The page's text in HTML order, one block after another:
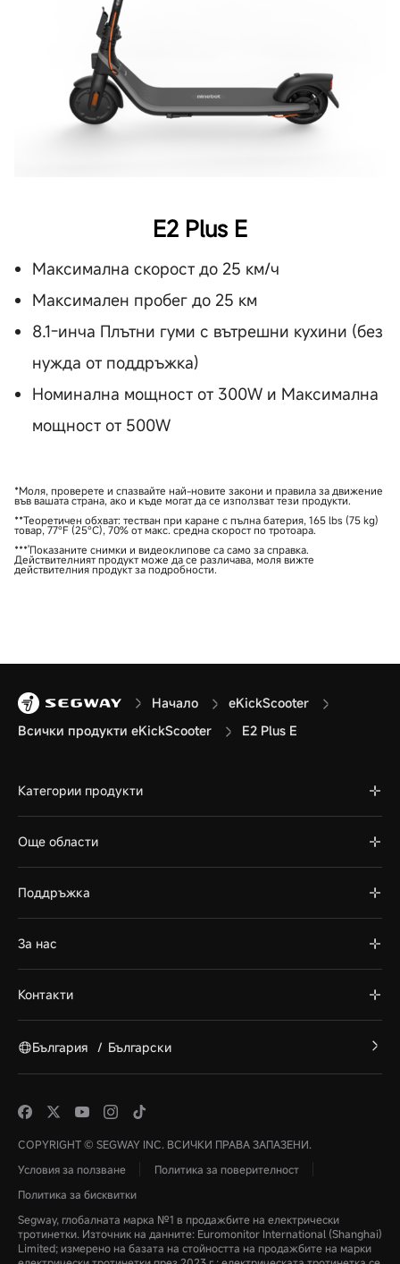
E2 Plus E
Максимална скорост до 25 км/ч
Максимален пробег до 25 км
8.1-инча Плътни гуми с вътрешни кухини (без
нужда от поддръжка)
Номинална мощност от 300W и Максимална
мощност от 500W
*Моля, проверете и спазвайте най-новите закони и правила за движение
във вашата страна, ако и къде могат да се използват тези продукти.
**Теоретичен обхват: тестван при каране с пълна батерия, 165 lbs (75 kg)
товар, 77°F (25°C), 70% от макс. средна скорост по тротоара.
***'Показаните снимки и видеоклипове са само за справка.
Действителният продукт може да се различава, моля вижте
действителния продукт за подробности.
Начало
eKickScooter
Всички продукти eKickScooter
E2 Plus E
Категории продукти
Още области
Поддръжка
За нас
Контакти
България / Български
COPYRIGHT © SEGWAY INC. ВСИЧКИ ПРАВА ЗАПАЗЕНИ.
Условия за ползване
Политика за поверителност
Политика за бисквитки
Segway, глобалната марка №1 в продажбите на електрически
тротинетки. Източник на данните: Euromonitor International (Shanghai)
Limited; измерено на базата на стойността на продажбите на марки